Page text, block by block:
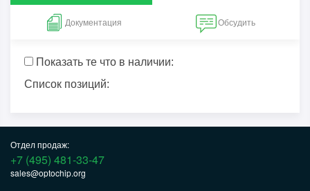
Документация Обсудить
Показать те что в наличии:
Список позиций:
Отдел продаж:
+7 (495) 481-33-47
sales@optochip.org